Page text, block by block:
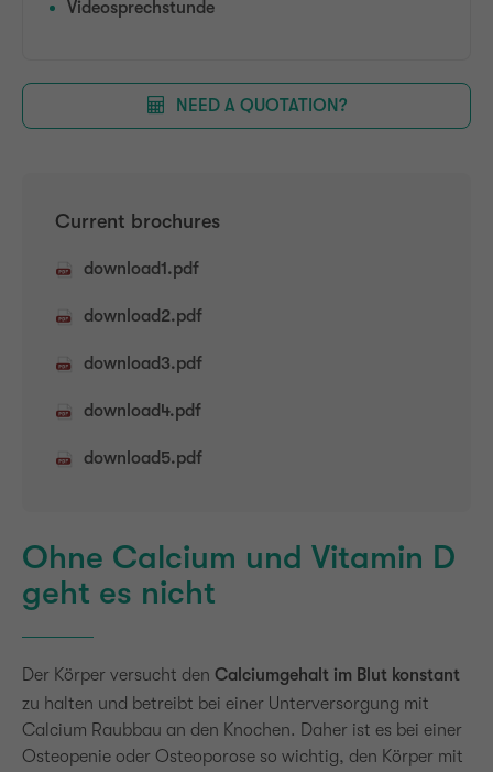
Videosprechstunde
NEED A QUOTATION?
Current brochures
download1.pdf
download2.pdf
download3.pdf
download4.pdf
download5.pdf
Ohne Calcium und Vitamin D
geht es nicht
Der Körper versucht den Calciumgehalt im Blut konstant
zu halten und betreibt bei einer Unterversorgung mit
Calcium Raubbau an den Knochen. Daher ist es bei einer
Osteopenie oder Osteoporose so wichtig, den Körper mit